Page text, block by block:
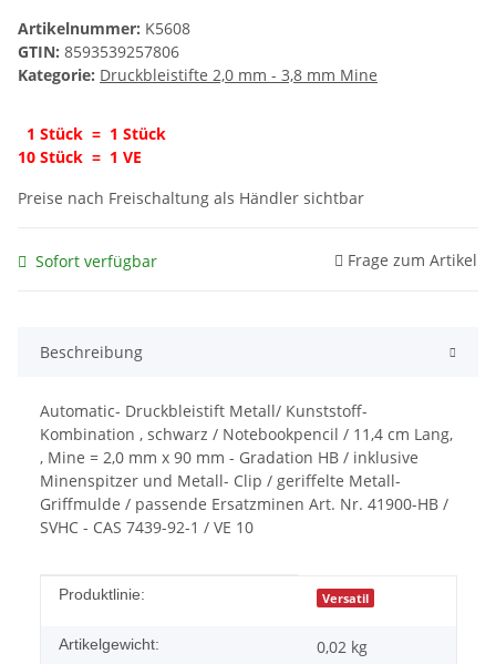
Artikelnummer: K5608
GTIN: 8593539257806
Kategorie: Druckbleistifte 2,0 mm - 3,8 mm Mine
1 Stück = 1 Stück
10 Stück = 1 VE
Preise nach Freischaltung als Händler sichtbar
Sofort verfügbar Frage zum Artikel
Beschreibung
Automatic- Druckbleistift Metall/ Kunststoff-
Kombination , schwarz / Notebookpencil / 11,4 cm Lang,
, Mine = 2,0 mm x 90 mm - Gradation HB / inklusive
Minenspitzer und Metall- Clip / geriffelte Metall-
Griffmulde / passende Ersatzminen Art. Nr. 41900-HB /
SVHC - CAS 7439-92-1 / VE 10
Produkteigenschaft
Wert
Produktlinie: Versatil
Artikelgewicht: 0,02 kg